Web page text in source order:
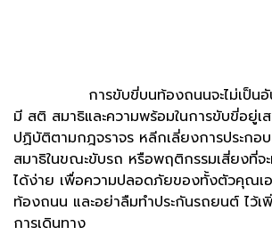
การขับขี่บนท้องถนนจะไม่เป็นอัน
มี สติ สมาธิและความพร้อมในการขับขี่อยู่
ปฏิบัติตามกฎจราจร หลีกเลี่ยงการประกอ
สมาธิในขณะขับรถ หรือพฤติกรรมเสี่ยงที่จ
ได้ง่าย เพื่อความปลอดภัยของทั้งตัวคุณเ
ท้องถนน และอย่าลืมทำประกันรถยนต์ ไว้เ
การเดินทาง